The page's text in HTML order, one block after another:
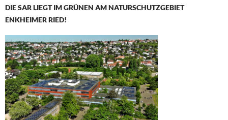
DIE SAR LIEGT IM GRÜNEN AM NATURSCHUTZGEBIET
ENKHEIMER RIED!